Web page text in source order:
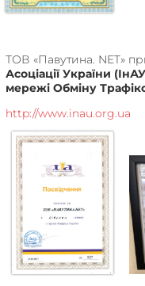
ТОВ «Павутина. NET»
Асоціації України
мережі Обміну
http://www.inau.org.ua